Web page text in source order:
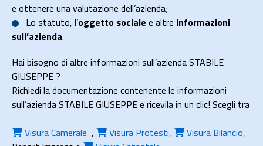
e ottenere una valutazione dell’azienda;
Lo statuto, l’oggetto sociale e altre informazioni
sull’azienda.
Hai bisogno di altre informazioni sull’azienda STABILE
GIUSEPPE ?
Richiedi la documentazione contenente le informazioni
sull’azienda STABILE GIUSEPPE e ricevila in un clic! Scegli tra
Visura Camerale , Visura Protesti, Visura Bilancio,